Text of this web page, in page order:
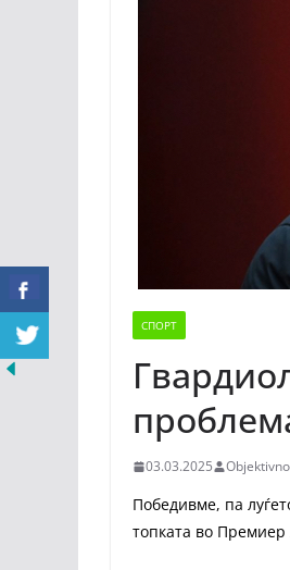
СПОРТ
03.03.2025
Победивме, па
топката во Премиер